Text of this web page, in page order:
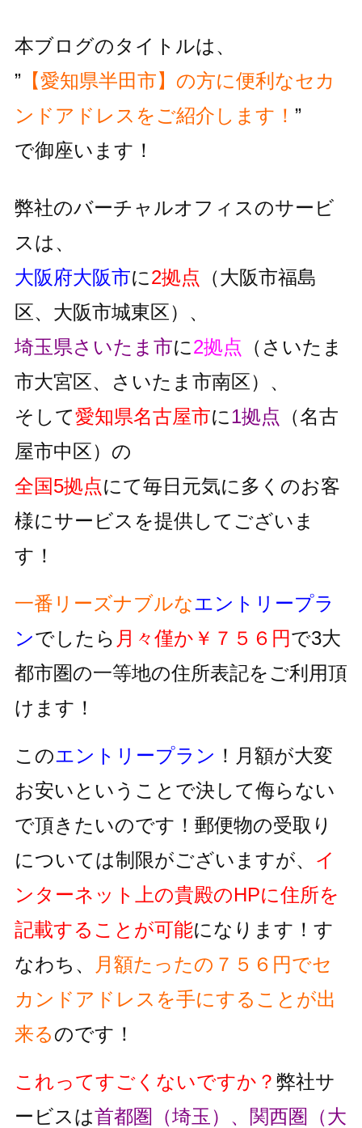
本ブログのタイトルは、
”【愛知県半田市】の方に便利なセカ
ンドアドレスをご紹介します！ ”
で御座います！
弊社のバーチャルオフィスのサービ
スは、
大阪府大阪市に2拠点 （大阪市福島
区、大阪市城東区）、
埼玉県さいたま市に2拠点 （さいたま
市大宮区、さいたま市南区）、
そして愛知県名古屋市に1拠点 （名古
屋市中区）の
全国5拠点にて毎日元気に多くのお客
様にサービスを提供してございま
す！
一番リーズナブルなエントリープラ
ンでしたら 月々僅か￥７５６円で3大
都市圏の一等地の住所表記をご利用頂
けます！
このエントリープラン ！月額が大変
お安いということで決して侮らない
で頂きたいのです！郵便物の受取り
については制限がございますが、 イ
ンターネット上の貴殿のHPに住所を
記載することが可能になります！す
なわち、
月額たったの７５６円でセ
カンドアドレスを手にすることが出
来るのです！
これってすごくないですか？ 弊社サ
ービスは首都圏（埼玉）、関西圏（大